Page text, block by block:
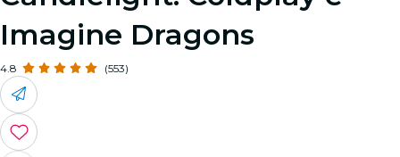
Imagine Dragons
4.8 (553)